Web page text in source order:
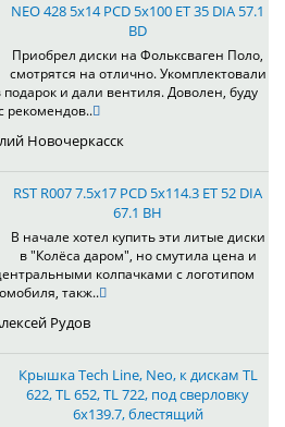
NEO 428 5x14 PCD 5x100 ET 35 DIA 57.1
BD
Приобрел диски на Фольксваген Поло,
смотрятся на отлично. Укомплектовали
и дали вентиля. Доволен, буду
рекомендов..
Новочеркасск
RST R007 7.5x17 PCD 5x114.3 ET 52 DIA
67.1 BH
В начале хотел купить эти литые диски
в "Колёса даром", но смутила цена и
колпачками с логотипом
такж..
Рудов
Крышка Tech Line, Neo, к дискам TL
622, TL 652, TL 722, под сверловку
6х139.7, блестящий